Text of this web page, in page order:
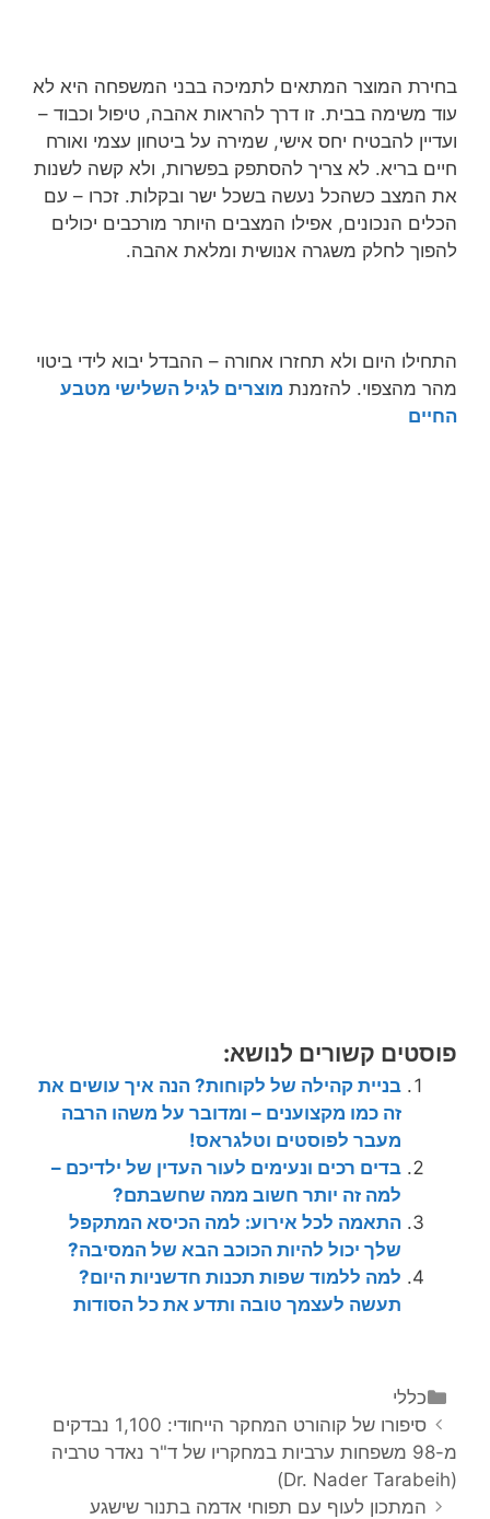
בחירת המוצר המתאים לתמיכה בבני המשפחה היא לא
עוד משימה בבית. זו דרך להראות אהבה, טיפול וכבוד –
ועדיין להבטיח יחס אישי, שמירה על ביטחון עצמי ואורח
חיים בריא. לא צריך להסתפק בפשרות, ולא קשה לשנות
את המצב כשהכל נעשה בשכל ישר ובקלות. זכרו – עם
הכלים הנכונים, אפילו המצבים היותר מורכבים יכולים
להפוך לחלק משגרה אנושית ומלאת אהבה.
התחילו היום ולא תחזרו אחורה – ההבדל יבוא לידי ביטוי
מהר מהצפוי. להזמנת מוצרים לגיל השלישי מטבע
החיים
פוסטים קשורים לנושא:
בניית קהילה של לקוחות? הנה איך עושים את
זה כמו מקצוענים – ומדובר על משהו הרבה
מעבר לפוסטים וטלגראס!
בדים רכים ונעימים לעור העדין של ילדיכם –
למה זה יותר חשוב ממה שחשבתם?
התאמה לכל אירוע: למה הכיסא המתקפל
שלך יכול להיות הכוכב הבא של המסיבה?
למה ללמוד שפות תכנות חדשניות היום?
תעשה לעצמך טובה ותדע את כל הסודות
קטגוריות
כללי
ניווט
פוסטים
סיפורו של קוהורט המחקר הייחודי: 1,100 נבדקים
מ-98 משפחות ערביות במחקריו של ד"ר נאדר טרביה
(Dr. Nader Tarabeih)
המתכון לעוף עם תפוחי אדמה בתנור שישגע